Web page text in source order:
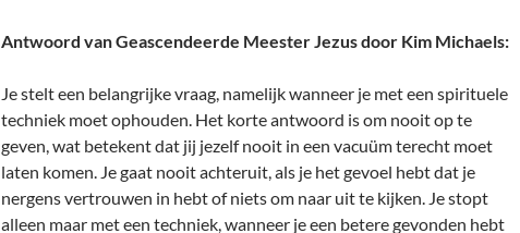
Antwoord van Geascendeerde Meester Jezus door Kim Michaels:
Je stelt een belangrijke vraag, namelijk wanneer je met een spirituele
techniek moet ophouden. Het korte antwoord is om nooit op te
geven, wat betekent dat jij jezelf nooit in een vacuüm terecht moet
laten komen. Je gaat nooit achteruit, als je het gevoel hebt dat je
nergens vertrouwen in hebt of niets om naar uit te kijken. Je stopt
alleen maar met een techniek, wanneer je een betere gevonden hebt